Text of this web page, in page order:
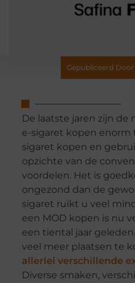
Gepubliceerd
De laatste jaren zijn
e-sigaret kopen enorm
sigaret kopen en
opzichte van de
voordelen. Het is
ongezond dan de
sigaret ruikt u veel
een MOD kopen is nu
een tiental jaar
veel meer plaatsen te
allerlei verschillende
Diverse smaken,